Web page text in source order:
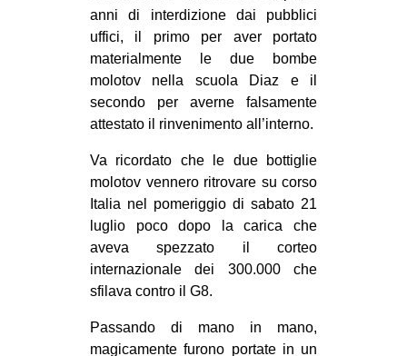
MUSICA
RECENSIONI
INTERNAZIONALE
AFRICA
AMERICHE
ESTREMO ORIENTE
EUROPA
EVENTI
anni di interdizione dai pubblici
uffici, il primo per aver portato
materialmente le due bombe
molotov nella scuola Diaz e il
secondo per averne falsamente
attestato il rinvenimento all’interno.
Va ricordato che le due bottiglie
molotov vennero ritrovare su corso
Italia nel pomeriggio di sabato 21
luglio poco dopo la carica che
aveva spezzato il corteo
internazionale dei 300.000 che
sfilava contro il G8.
Passando di mano in mano,
magicamente furono portate in un